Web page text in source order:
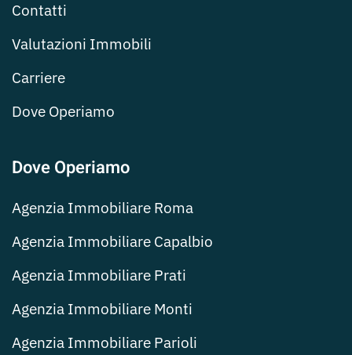
Contatti
Valutazioni Immobili
Carriere
Dove Operiamo
Dove Operiamo
Agenzia Immobiliare Roma
Agenzia Immobiliare Capalbio
Agenzia Immobiliare Prati
Agenzia Immobiliare Monti
Agenzia Immobiliare Parioli